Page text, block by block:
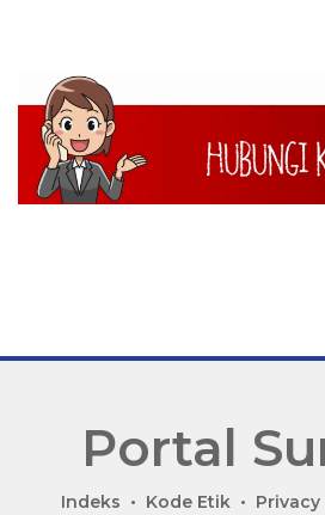
Portal
Indeks Kode Etik